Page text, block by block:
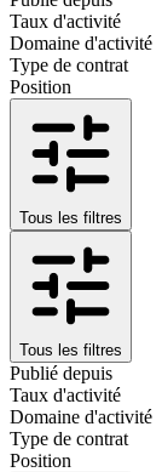
Taux d'activité
Domaine d'activité
Type de contrat
Position
Tous les filtres
Tous les filtres
Publié depuis
Taux d'activité
Domaine d'activité
Type de contrat
Position